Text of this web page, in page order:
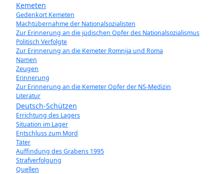
Kemeten
Gedenkort Kemeten
Machtübernahme der Nationalsozialisten
Zur Erinnerung an die jüdischen Opfer des Nationalsozialismus
Politisch Verfolgte
Zur Erinnerung an die Kemeter Romnija und Roma
Namen
Zeugen
Erinnerung
Zur Erinnerung an die Kemeter Opfer der NS-Medizin
Literatur
Deutsch-Schützen
Errichtung des Lagers
Situation im Lager
Entschluss zum Mord
Täter
Auffindung des Grabens 1995
Strafverfolgung
Quellen